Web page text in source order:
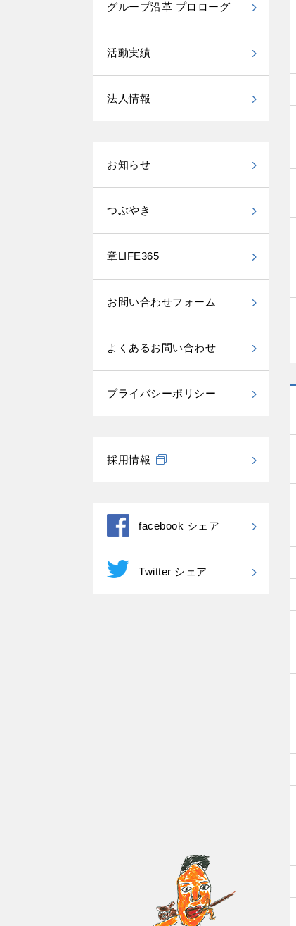
グループ沿革 プロローグ
活動実績
法人情報
お知らせ
つぶやき
章LIFE365
お問い合わせフォーム
よくあるお問い合わせ
プライバシーポリシー
採用情報
facebook シェア
Twitter シェア